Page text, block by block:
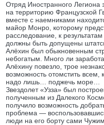
Отряд Иностранного
на территорию Французской
вместе с наемниками
майор Монро, которому
расследование, к
должны быть допущены
Алёхин был обыкновенным
небогатым. Много ли
Алёхину повезло, трое
возможность отомстить всем,
надо лишь… поджечь море…
Звездолет «Узза» был
полученным из Далекого
получило возможность
проблема —
люди на его борту сами